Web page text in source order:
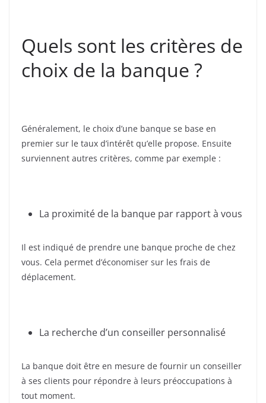
Quels sont les critères de
choix de la banque ?
Généralement, le choix d’une banque se base en
premier sur le taux d’intérêt qu’elle propose. Ensuite
surviennent autres critères, comme par exemple :
La proximité de la banque par rapport à vous
Il est indiqué de prendre une banque proche de chez
vous. Cela permet d’économiser sur les frais de
déplacement.
La recherche d’un conseiller personnalisé
La banque doit être en mesure de fournir un conseiller
à ses clients pour répondre à leurs préoccupations à
tout moment.